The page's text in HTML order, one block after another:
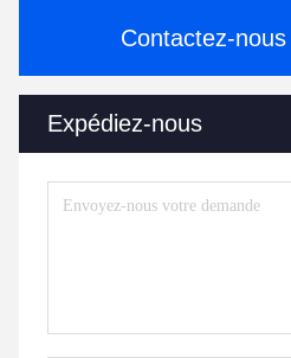
Contactez-
Expédiez-nous